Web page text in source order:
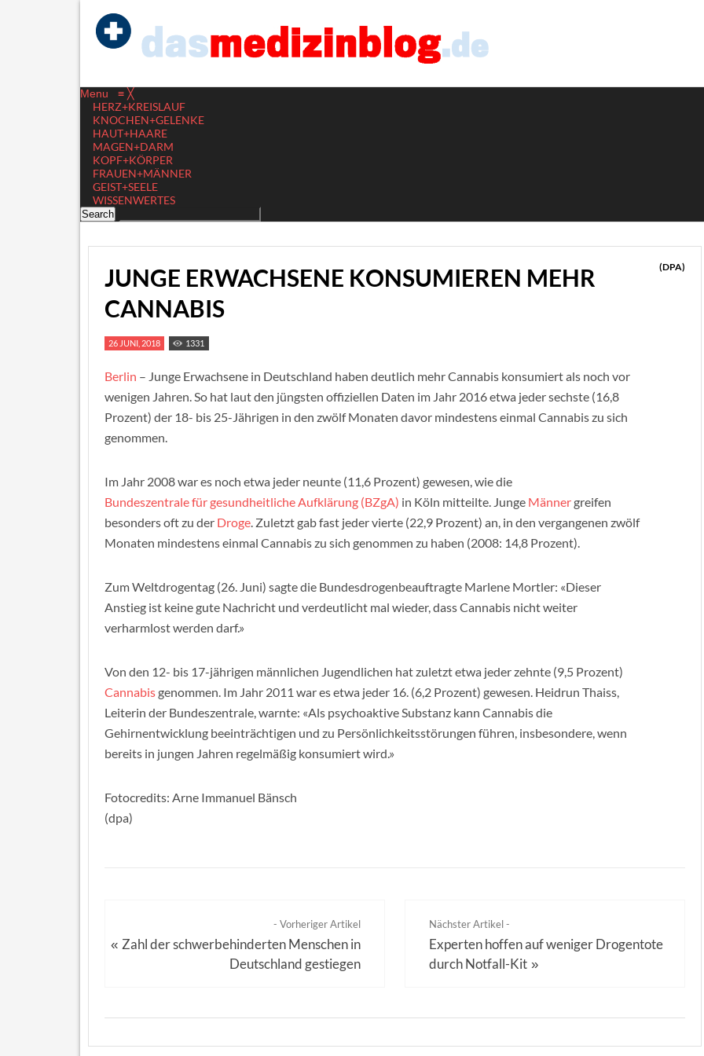
Menu ≡ ╳
HERZ+KREISLAUF
KNOCHEN+GELENKE
HAUT+HAARE
MAGEN+DARM
KOPF+KÖRPER
FRAUEN+MÄNNER
GEIST+SEELE
WISSENWERTES
JUNGE ERWACHSENE KONSUMIEREN MEHR
CANNABIS
(DPA)
26 JUNI, 2018 1331
Berlin – Junge Erwachsene in Deutschland haben deutlich mehr Cannabis konsumiert als noch vor
wenigen Jahren. So hat laut den jüngsten offiziellen Daten im Jahr 2016 etwa jeder sechste (16,8
Prozent) der 18- bis 25-Jährigen in den zwölf Monaten davor mindestens einmal Cannabis zu sich
genommen.
Im Jahr 2008 war es noch etwa jeder neunte (11,6 Prozent) gewesen, wie die
Bundeszentrale für gesundheitliche Aufklärung (BZgA) in Köln mitteilte. Junge Männergreifen
besonders oft zu der Droge. Zuletzt gab fast jeder vierte (22,9 Prozent) an, in den vergangenen zwölf
Monaten mindestens einmal Cannabis zu sich genommen zu haben (2008: 14,8 Prozent).
Zum Weltdrogentag (26. Juni) sagte die Bundesdrogenbeauftragte Marlene Mortler: «Dieser
Anstieg ist keine gute Nachricht und verdeutlicht mal wieder, dass Cannabis nicht weiter
verharmlost werden darf.»
Von den 12- bis 17-jährigen männlichen Jugendlichen hat zuletzt etwa jeder zehnte (9,5 Prozent)
Cannabisgenommen. Im Jahr 2011 war es etwa jeder 16. (6,2 Prozent) gewesen. Heidrun Thaiss,
Leiterin der Bundeszentrale, warnte: «Als psychoaktive Substanz kann Cannabis die
Gehirnentwicklung beeinträchtigen und zu Persönlichkeitsstörungen führen, insbesondere, wenn
bereits in jungen Jahren regelmäßig konsumiert wird.»
Fotocredits: Arne Immanuel Bänsch
(dpa)
- Vorheriger Artikel
« Zahl der schwerbehinderten Menschen in
Deutschland gestiegen
Nächster Artikel -
Experten hoffen auf weniger Drogentote
durch Notfall-Kit »